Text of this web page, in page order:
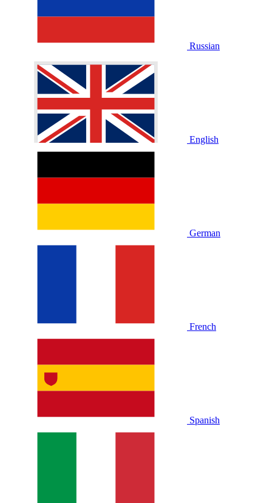
Russian
English
German
French
Spanish